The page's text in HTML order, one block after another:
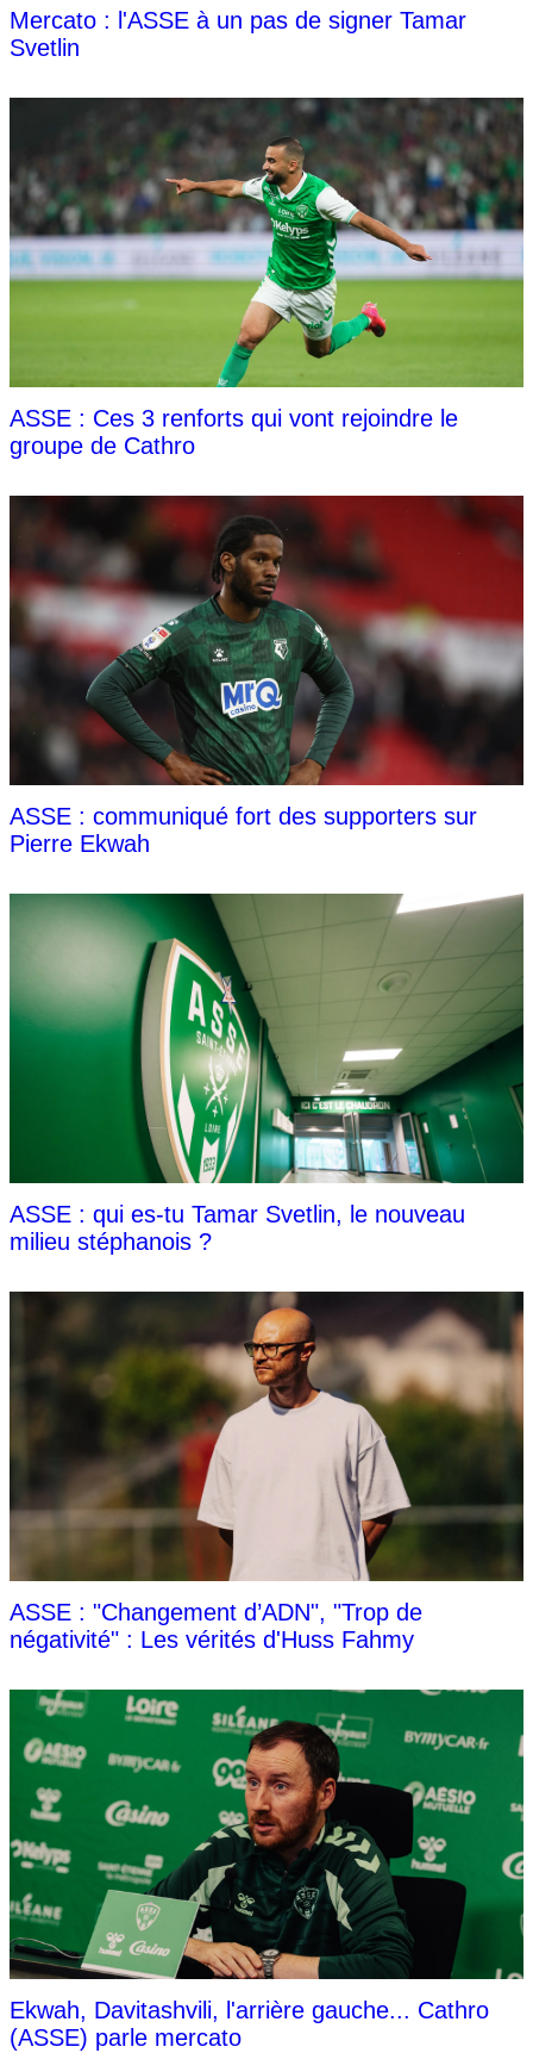
Mercato : l'ASSE à un pas de signer Tamar
Svetlin
ASSE : Ces 3 renforts qui vont rejoindre le
groupe de Cathro
ASSE : communiqué fort des supporters sur
Pierre Ekwah
ASSE : qui es-tu Tamar Svetlin, le nouveau
milieu stéphanois ?
ASSE : "Changement d’ADN", "Trop de
négativité" : Les vérités d'Huss Fahmy
Ekwah, Davitashvili, l'arrière gauche... Cathro
(ASSE) parle mercato